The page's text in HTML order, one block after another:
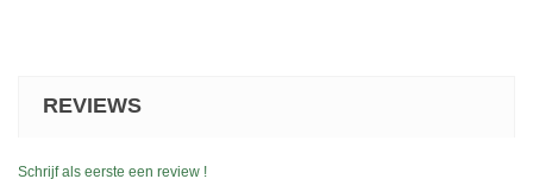
REVIEWS
Schrijf als eerste een review !